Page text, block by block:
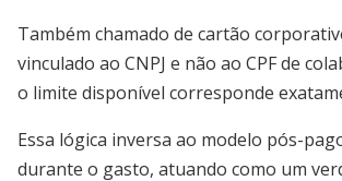
Também chamado de cartão
vinculado ao CNPJ e não ao CPF de
o limite disponível corresponde
Essa lógica inversa ao modelo pós-
durante o gasto, atuando como um